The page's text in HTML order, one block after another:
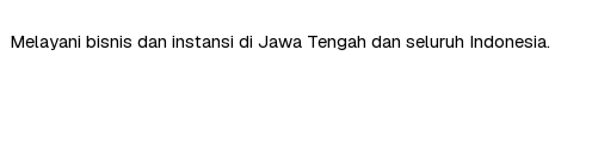
Melayani bisnis dan instansi di Jawa Tengah dan seluruh Indonesia.